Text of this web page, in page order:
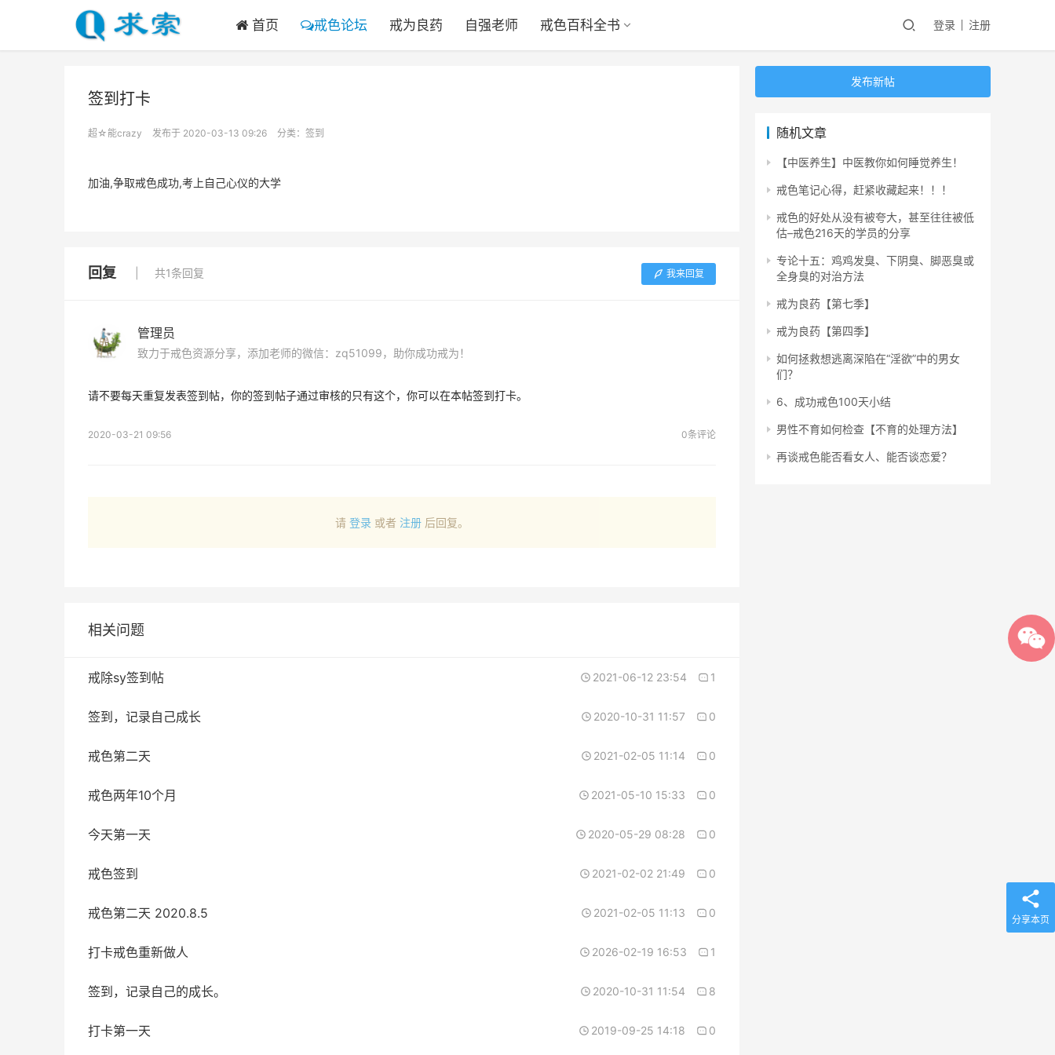
首页 戒色论坛 戒为良药 自强老师 戒色百科全书 登录 注册
签到打卡
超☆能crazy 发布于 2020-03-13 09:26 分类： 签到
加油,争取戒色成功,考上自己心仪的大学
回复 共1条回复 我来回复
管理员
致力于戒色资源分享，添加老师的微信：zq51099，助你成功戒为！
请不要每天重复发表签到帖，你的签到帖子通过审核的只有这个，你可以在本帖签到打卡。
2020-03-21 09:56 0条评论
请 登录 或者 注册 后回复。
相关问题
戒除sy签到帖 2021-06-12 23:54 1
签到，记录自己成长 2020-10-31 11:57 0
戒色第二天 2021-02-05 11:14 0
戒色两年10个月 2021-05-10 15:33 0
今天第一天 2020-05-29 08:28 0
戒色签到 2021-02-02 21:49 0
戒色第二天 2020.8.5 2021-02-05 11:13 0
打卡戒色重新做人 2026-02-19 16:53 1
签到，记录自己的成长。 2020-10-31 11:54 8
打卡第一天 2019-09-25 14:18 0
发布新帖
随机文章
【中医养生】中医教你如何睡觉养生！
戒色笔记心得，赶紧收藏起来！！！
戒色的好处从没有被夸大，甚至往往被低
估–戒色216天的学员的分享
专论十五：鸡鸡发臭、下阴臭、脚恶臭或
全身臭的对治方法
戒为良药【第七季】
戒为良药【第四季】
如何拯救想逃离深陷在“淫欲”中的男女
们？
6、成功戒色100天小结
男性不育如何检查【不育的处理方法】
再谈戒色能否看女人、能否谈恋爱？
分享本页